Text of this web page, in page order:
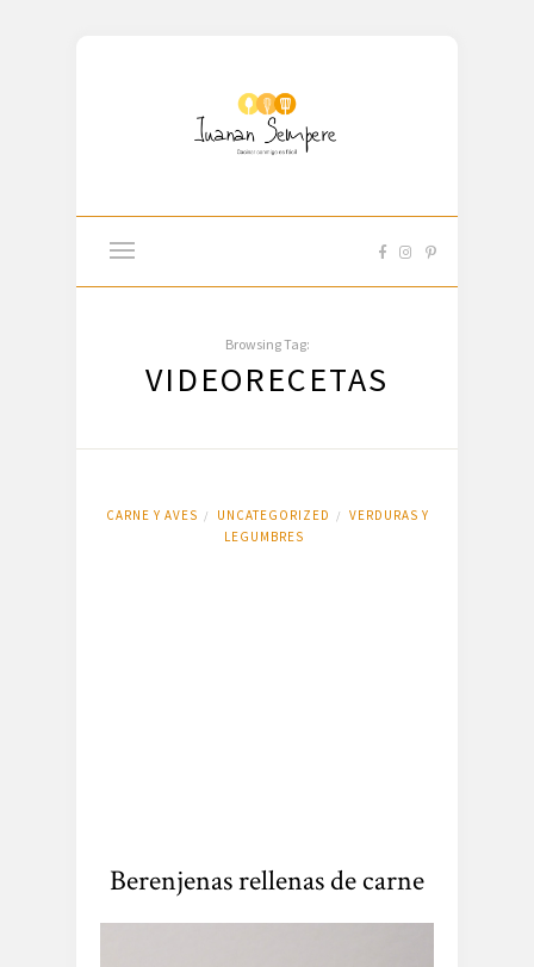
Browsing Tag:
VIDEORECETAS
CARNE Y AVES / UNCATEGORIZED /
VERDURAS Y
LEGUMBRES
Berenjenas rellenas de carne